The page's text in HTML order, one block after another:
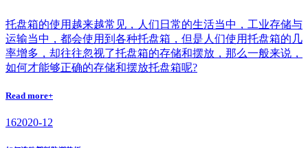
托盘箱的使用越来越常见，人们日常的生活当中，工业存储与
运输当中，都会使用到各种托盘箱，但是人们使用托盘箱的几
率增多，却往往忽视了托盘箱的存储和摆放，那么一般来说，
如何才能够正确的存储和摆放托盘箱呢?
Read more+
162020-12